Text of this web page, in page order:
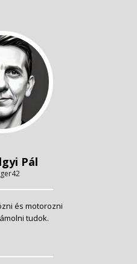
Pál
és motorozni
tudok.